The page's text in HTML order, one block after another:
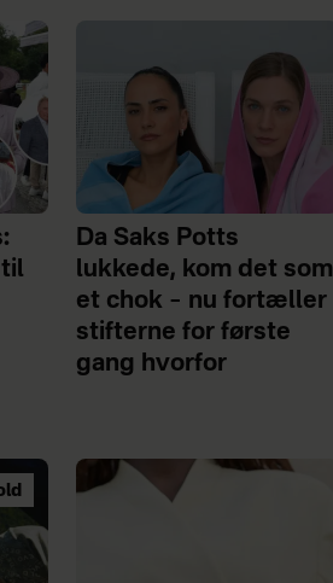
Da Saks Potts
lukkede, kom det som
et chok – nu fortæller
stifterne for første
gang hvorfor